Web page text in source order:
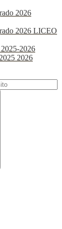
2026
2026 LICEO
2026
2026